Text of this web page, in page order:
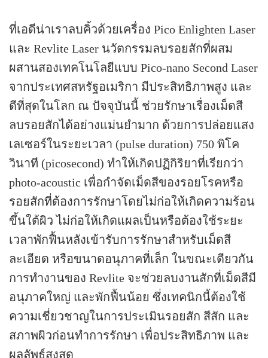
ที่เอดีน่าเราลบคิ้วด้วยเครื่อง Pico Enlighten Laser
และ Revlite Laser นวัตกรรมลบรอยสักที่ผสม
ผสานสองเทคโนโลยีแบบ Pico-nano Second Laser
จากประเทศสหรัฐอเมริกา มีประสิทธิภาพสูง และ
ดีที่สุดในโลก ณ ปัจจุบันนี้ ช่วยรักษาเรื่องเม็ดสี
ลบรอยสักได้อย่างแม่นยำมาก ด้วยการปล่อยแสง
เลเซอร์ในระยะเวลา (pulse duration) 750 พิโค
วินาที (picosecond) ทำให้เกิดปฏิกิริยาที่เรียกว่า
photo-acoustic เพื่อกำจัดเม็ดสีของรอยโรคหรือ
รอยสักที่ต้องการรักษาโดยไม่ก่อให้เกิดความร้อน
ขึ้นใต้ผิว ไม่ก่อให้เกิดแผลเป็นหรือต้องใช้ระยะ
เวลาพักฟื้นหลังเข้ารับการรักษาสำหรับเม็ดสี
ละเอียด หรือขนาดอนุภาคที่เล็ก ในขณะเดียวกัน
การทำงานของ Revlite จะช่วยลบงานสักที่เม็ดสีมี
อนุภาคใหญ่ และพักฟื้นน้อย ซึ่งเทคนิกนี้ต้องใช้
ความเชี่ยวชาญในการประเมินรอยสัก สีสัก และ
สภาพผิวก่อนทำการรักษา เพื่อประสิทธิภาพ และ
ผลลัพธุ์สูงสุด